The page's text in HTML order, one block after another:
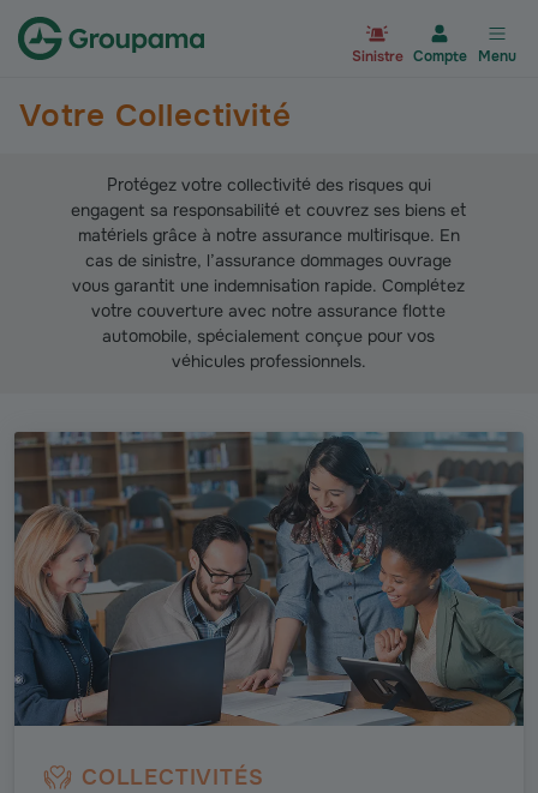
Sinistre Compte Menu
Votre Collectivité
Protégez votre collectivité des risques qui
engagent sa responsabilité et couvrez ses biens et
matériels grâce à notre assurance multirisque. En
cas de sinistre, l’assurance dommages ouvrage
vous garantit une indemnisation rapide. Complétez
votre couverture avec notre assurance flotte
automobile, spécialement conçue pour vos
véhicules professionnels.
COLLECTIVITÉS